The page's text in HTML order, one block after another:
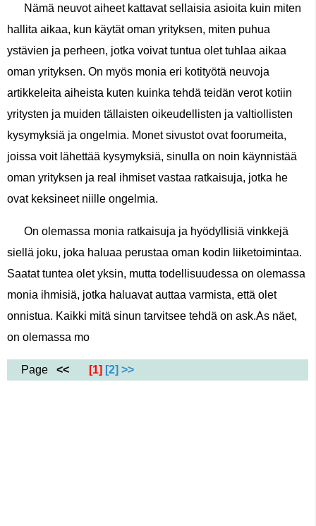
Nämä neuvot aiheet kattavat sellaisia ​​asioita kuin miten
hallita aikaa, kun käytät oman yrityksen, miten puhua
ystävien ja perheen, jotka voivat tuntua olet tuhlaa aikaa
oman yrityksen. On myös monia eri kotityötä neuvoja
artikkeleita aiheista kuten kuinka tehdä teidän verot kotiin
yritysten ja muiden tällaisten oikeudellisten ja valtiollisten
kysymyksiä ja ongelmia. Monet sivustot ovat foorumeita,
joissa voit lähettää kysymyksiä, sinulla on noin käynnistää
oman yrityksen ja real ihmiset vastaa ratkaisuja, jotka he
ovat keksineet niille ongelmia.
On olemassa monia ratkaisuja ja hyödyllisiä vinkkejä
siellä joku, joka haluaa perustaa oman kodin liiketoimintaa.
Saatat tuntea olet yksin, mutta todellisuudessa on olemassa
monia ihmisiä, jotka haluavat auttaa varmista, että olet
onnistua. Kaikki mitä sinun tarvitsee tehdä on ask.As näet,
on olemassa mo
Page << [1] [2] >>